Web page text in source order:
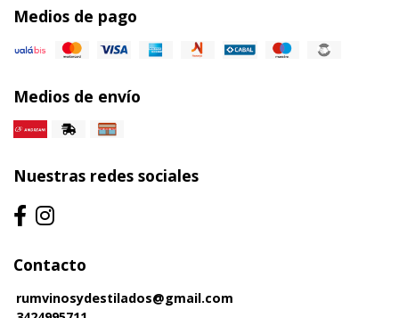
Medios de pago
Medios de envío
Nuestras redes sociales
Contacto
rumvinosydestilados@gmail.com